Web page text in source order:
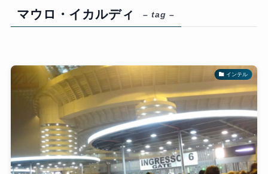
マウロ・イカルディ – tag –
インテル